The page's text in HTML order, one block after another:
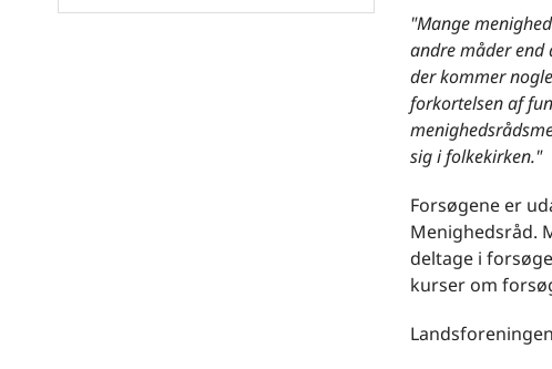
"Mange
andre måder end
der kommer
forkortelsen af
sig i folkekirken."
Forsøgene er
Menighedsråd.
deltage i
kurser om